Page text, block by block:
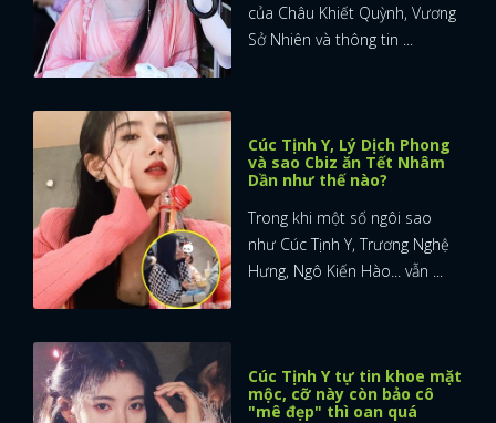
của Châu Khiết Quỳnh, Vương
Sở Nhiên và thông tin ...
Cúc Tịnh Y, Lý Dịch Phong
và sao Cbiz ăn Tết Nhâm
Dần như thế nào?
Trong khi một số ngôi sao
như Cúc Tịnh Y, Trương Nghệ
Hưng, Ngô Kiến Hào... vẫn ...
Cúc Tịnh Y tự tin khoe mặt
mộc, cỡ này còn bảo cô
"mê đẹp" thì oan quá